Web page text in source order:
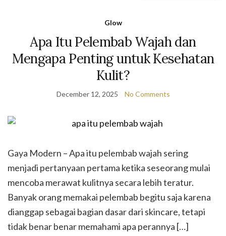
Glow
Apa Itu Pelembab Wajah dan
Mengapa Penting untuk Kesehatan
Kulit?
December 12, 2025 No Comments
Gaya Modern – Apa itu pelembab wajah sering
menjadi pertanyaan pertama ketika seseorang mulai
mencoba merawat kulitnya secara lebih teratur.
Banyak orang memakai pelembab begitu saja karena
dianggap sebagai bagian dasar dari skincare, tetapi
tidak benar benar memahami apa perannya […]